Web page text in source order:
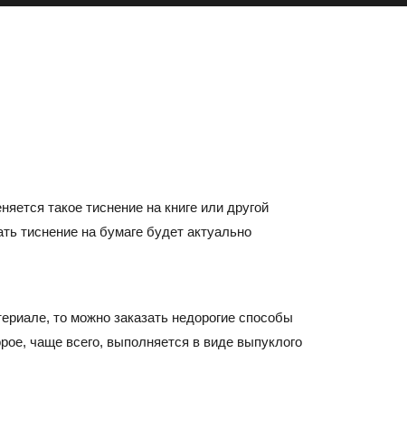
такое тиснение на книге или другой
тиснение на бумаге будет актуально
то можно заказать недорогие способы
чаще всего, выполняется в виде выпуклого